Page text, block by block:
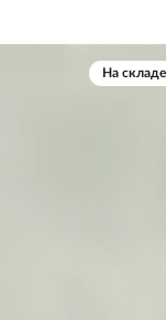
На складе